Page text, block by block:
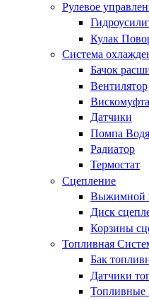
Рулевое
Кулак
Система
Бачок
Вентилятор
Вискомуфта
Датчики
Помпа
Радиатор
Термостат
Сцепление
Выжимной
Диск
Корзины
Топливная
Бак
Датчики
Топливные